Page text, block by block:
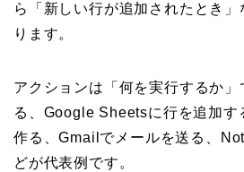
ら「新しい行が追加されたとき
ります。
アクションは「何を実行するか
る、Google Sheetsに行を追加す
作る、Gmailでメールを送る、
どが代表例です。